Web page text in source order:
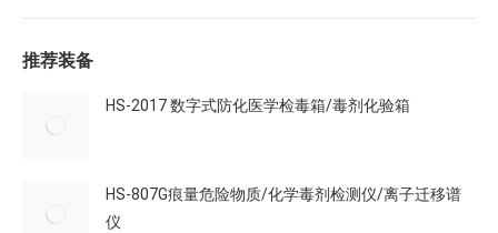
推荐装备
HS-2017 数字式防化医学检毒箱/毒剂化验箱
HS-807G痕量危险物质/化学毒剂检测仪/离子迁移谱
仪